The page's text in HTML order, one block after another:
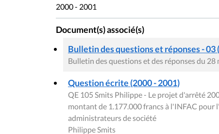
2000 - 2001
Document(s) associé(s)
Bulletin des questions et réponses - 03
Bulletin des questions et des réponses du 28
Question écrite (2000 - 2001)
QE 105 Smits Philippe - Le projet d'arrêté
montant de 1.177.000 francs à l'INFAC
administrateurs de société
Philippe Smits